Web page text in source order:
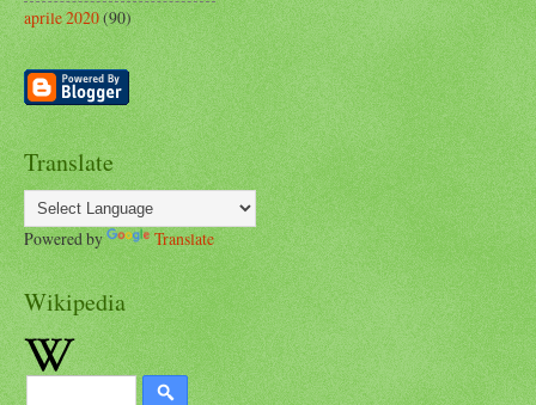
aprile 2020(90)
Translate
Powered by Translate
Wikipedia